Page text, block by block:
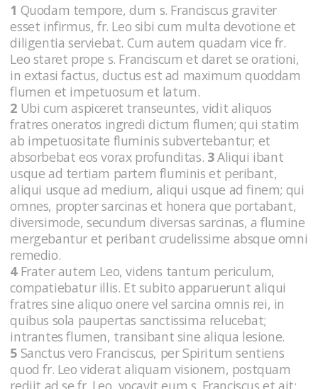
1 Quodam tempore, dum s. Franciscus graviter
esset infirmus, fr. Leo sibi cum multa devotione et
diligentia serviebat. Cum autem quadam vice fr.
Leo staret prope s. Franciscum et daret se orationi,
in extasi factus, ductus est ad maximum quoddam
flumen et impetuosum et latum.
2 Ubi cum aspiceret transeuntes, vidit aliquos
fratres oneratos ingredi dictum flumen; qui statim
ab impetuositate fluminis subvertebantur; et
absorbebat eos vorax profunditas. 3Aliqui ibant
usque ad tertiam partem fluminis et peribant,
aliqui usque ad medium, aliqui usque ad finem; qui
omnes, propter sarcinas et honera que portabant,
diversimode, secundum diversas sarcinas, a flumine
mergebantur et peribant crudelissime absque omni
remedio.
4Frater autem Leo, videns tantum periculum,
compatiebatur illis. Et subito apparuerunt aliqui
fratres sine aliquo onere vel sarcina omnis rei, in
quibus sola paupertas sanctissima relucebat;
intrantes flumen, transibant sine aliqua lesione.
5 Sanctus vero Franciscus, per Spiritum sentiens
quod fr. Leo viderat aliquam visionem, postquam
rediit ad se fr. Leo, vocavit eum s. Franciscus et ait: